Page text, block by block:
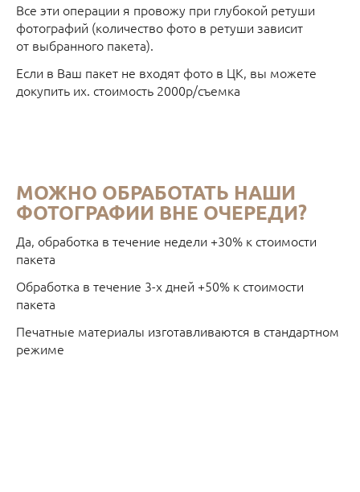
Все эти операции я провожу при глубокой ретуши
фотографий (количество фото в ретуши зависит
от выбранного пакета).
Если в Ваш пакет не входят фото в ЦК, вы можете
докупить их. стоимость 2000р/съемка
МОЖНО ОБРАБОТАТЬ НАШИ
ФОТОГРАФИИ ВНЕ ОЧЕРЕДИ?
Да, обработка в течение недели +30% к стоимости
пакета
Обработка в течение 3-х дней +50% к стоимости
пакета
Печатные материалы изготавливаются в стандартном
режиме